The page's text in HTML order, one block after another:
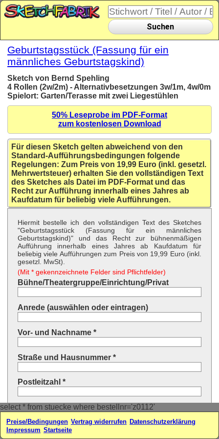
select * from stuecke where bestellnr='z0112'
Suchen
Geburtstagsstück (Fassung für ein
männliches Geburtstagskind)
Sketch von Bernd Spehling
4 Rollen (2w/2m) - Alternativbesetzungen 3w/1m, 4w/0m
Spielort: Garten/Terasse mit zwei Liegestühlen
50% Leseprobe im PDF-Format
zum kostenlosen Download
Für diesen Sketch gelten abweichend von den
Standard-Aufführungsbedingungen folgende
Regelungen: Zum Preis von 19,99 Euro (inkl. gesetzl.
Mehrwertsteuer) erhalten Sie den vollständigen Text
des Sketches als Datei im PDF-Format und das
Recht zur Aufführung innerhalb eines Jahres ab
Kaufdatum für beliebig viele Aufführungen.
Hiermit bestelle ich den vollständigen Text des Sketches
"Geburtstagsstück (Fassung für ein männliches
Geburtstagskind)" und das Recht zur bühnenmäßigen
Aufführung innerhalb eines Jahres ab Kaufdatum für
beliebig viele Aufführungen zum Preis von 19,99 Euro (inkl.
gesetzl. MwSt).
(Mit * gekennzeichnete Felder sind Pflichtfelder)
Bühne/Theatergruppe/Einrichtung/Privat
Anrede (auswählen oder eintragen)
Vor- und Nachname *
Straße und Hausnummer *
Postleitzahl *
Ort *
Land * (auswählen oder eintragen)
Preise/Bedingungen Vertrag widerrufen Datenschutzerklärung
Impressum Startseite